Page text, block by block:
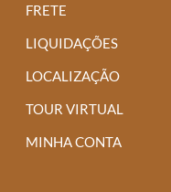
FRETE
LIQUIDAÇÕES
LOCALIZAÇÃO
TOUR VIRTUAL
MINHA CONTA